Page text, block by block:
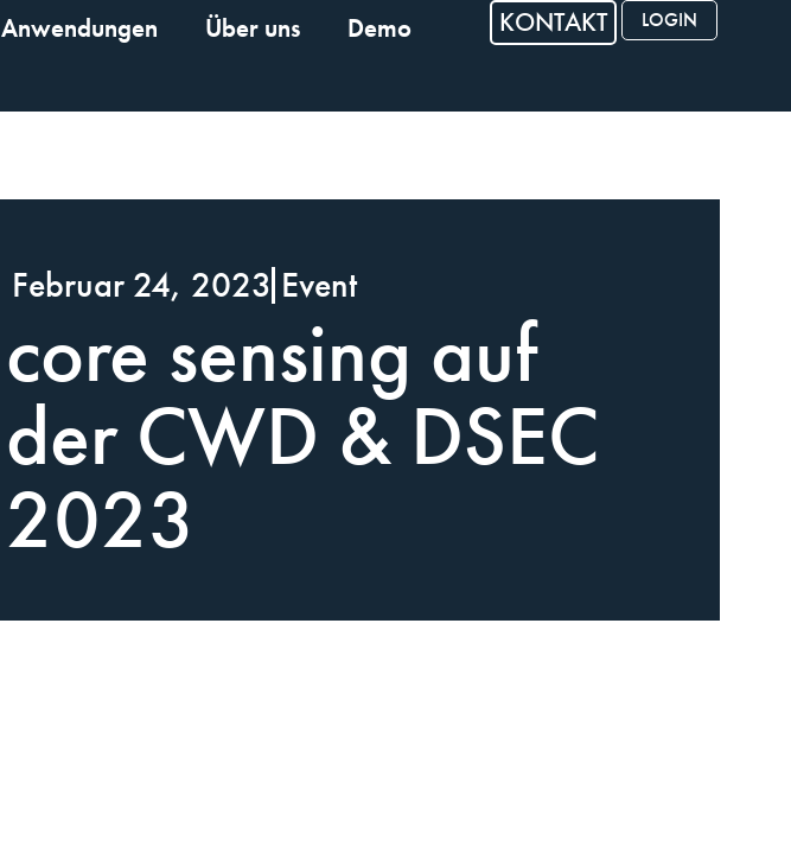
Anwendungen Über uns Demo KONTAKT LOGIN
Februar 24, 2023 Event
core sensing auf
der CWD & DSEC
2023